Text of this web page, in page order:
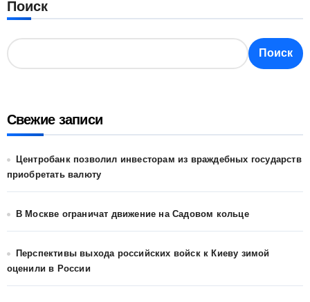
Поиск
Поиск
Свежие записи
Центробанк позволил инвесторам из враждебных государств
приобретать валюту
В Москве ограничат движение на Садовом кольце
Перспективы выхода российских войск к Киеву зимой
оценили в России